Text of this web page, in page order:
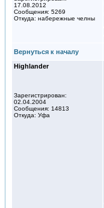
17.08.2012
Сообщения: 5269
Откуда: набережные челны
Вернуться к началу
Highlander
Зарегистрирован:
02.04.2004
Сообщения: 14813
Откуда: Уфа